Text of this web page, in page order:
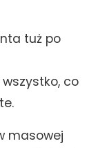
tuż po
co
masowej